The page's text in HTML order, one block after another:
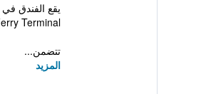
يقع الفندق
Terminal.
تتضمن...
المزيد